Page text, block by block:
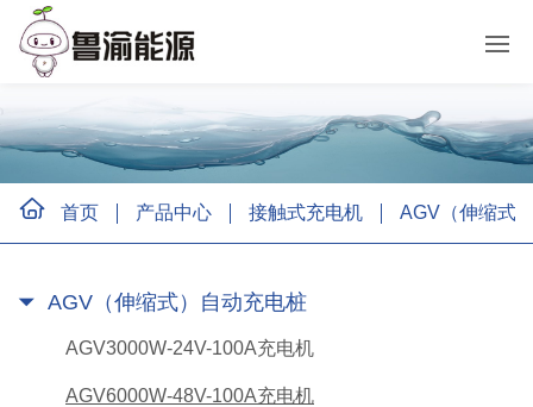
首页 产品中心 接触式充电机 AGV（伸缩式
AGV（伸缩式）自动充电桩
AGV3000W-24V-100A充电机
AGV6000W-48V-100A充电机